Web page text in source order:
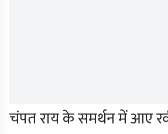
चंपत राय के समर्थन में आए